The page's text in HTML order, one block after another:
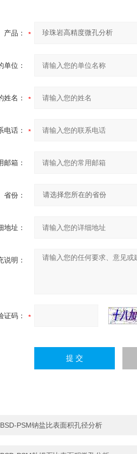
产品：
单位：
姓名：
电话：
邮箱：
省份：
地址：
说明：
证码：
BSD-PSM钠盐比表面积孔径分析